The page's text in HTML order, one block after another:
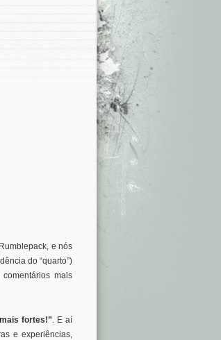
e nós
do “quarto”)
mais
fortes!” . E aí
e experiências,